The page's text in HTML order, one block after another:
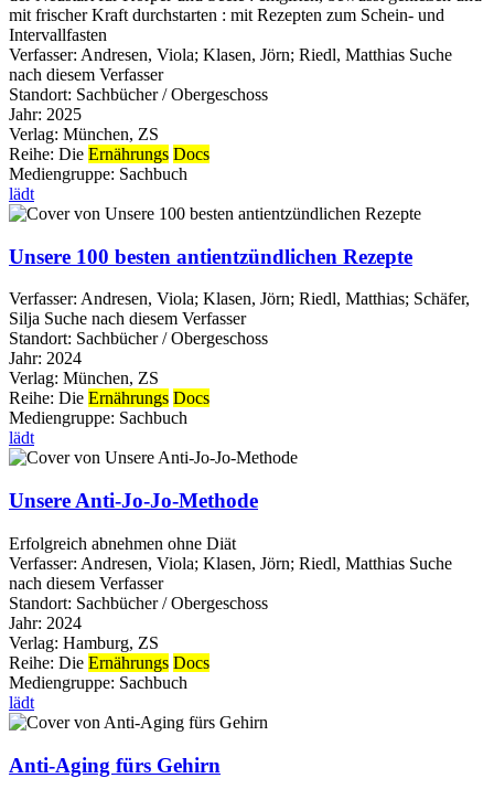
mit frischer Kraft durchstarten : mit Rezepten zum Schein- und
Intervallfasten
Verfasser: Andresen, Viola; Klasen, Jörn; Riedl, Matthias Suche
nach diesem Verfasser
Standort: Sachbücher / Obergeschoss
Jahr: 2025
Verlag: München, ZS
Reihe: Die Ernährungs Docs
Mediengruppe: Sachbuch
lädt
Unsere 100 besten antientzündlichen Rezepte
Verfasser: Andresen, Viola; Klasen, Jörn; Riedl, Matthias; Schäfer,
Silja Suche nach diesem Verfasser
Standort: Sachbücher / Obergeschoss
Jahr: 2024
Verlag: München, ZS
Reihe: Die Ernährungs Docs
Mediengruppe: Sachbuch
lädt
Unsere Anti-Jo-Jo-Methode
Erfolgreich abnehmen ohne Diät
Verfasser: Andresen, Viola; Klasen, Jörn; Riedl, Matthias Suche
nach diesem Verfasser
Standort: Sachbücher / Obergeschoss
Jahr: 2024
Verlag: Hamburg, ZS
Reihe: Die Ernährungs Docs
Mediengruppe: Sachbuch
lädt
Anti-Aging fürs Gehirn